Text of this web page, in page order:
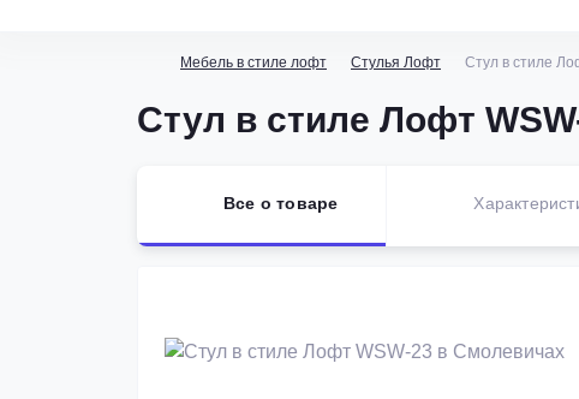
Мебель в стиле лофт Стулья Лофт Стул в стиле
Стул в стиле Лофт
Все о товаре